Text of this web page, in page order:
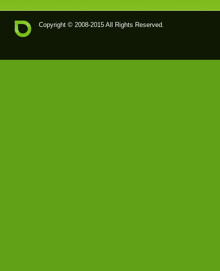
Copyright © 2008-2015 All Rights Reserved.